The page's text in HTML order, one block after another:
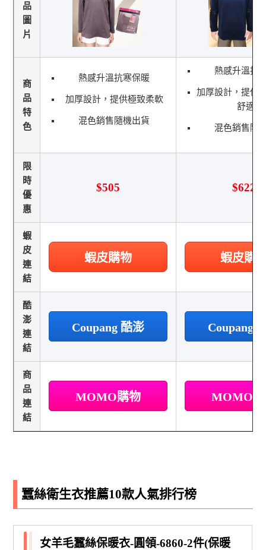
品
圖
片
商
品
特
色
熱感升溫抗寒保暖
加厚設計，提供極致柔軟
混色銷售隨機出貨
熱感升溫抗
加厚設計，提供
舒適感
混色銷售隨
限
時
優
惠
$505 $622
蝦
皮
連
結
蝦皮購物 蝦皮購
酷
澎
連
結
Coupang 酷澎 Coupang
商
品
連
結
MOMO購物 MOMO
蠶絲衛生衣推薦10款人氣排行榜
女羊毛蠶絲保暖衣-圓領-6860-2件(保暖